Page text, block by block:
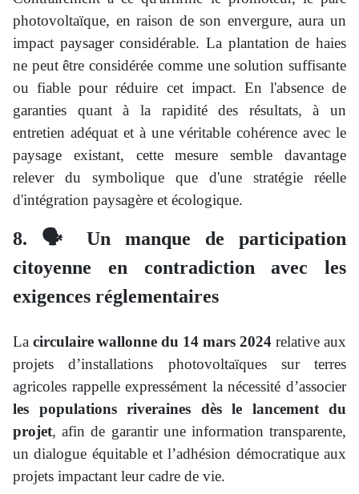
photovoltaïque, en raison de son envergure, aura un
impact paysager considérable. La plantation de haies
ne peut être considérée comme une solution suffisante
ou fiable pour réduire cet impact. En l'absence de
garanties quant à la rapidité des résultats, à un
entretien adéquat et à une véritable cohérence avec le
paysage existant, cette mesure semble davantage
relever du symbolique que d'une stratégie réelle
d'intégration paysagère et écologique.
8. 🗣️ Un manque de participation
citoyenne en contradiction avec les
exigences réglementaires
La circulaire wallonne du 14 mars 2024 relative aux
projets d’installations photovoltaïques sur terres
agricoles rappelle expressément la nécessité d’associer
les populations riveraines dès le lancement du
projet, afin de garantir une information transparente,
un dialogue équitable et l’adhésion démocratique aux
projets impactant leur cadre de vie.